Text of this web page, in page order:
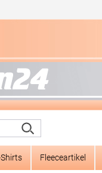
Fleeceartikel